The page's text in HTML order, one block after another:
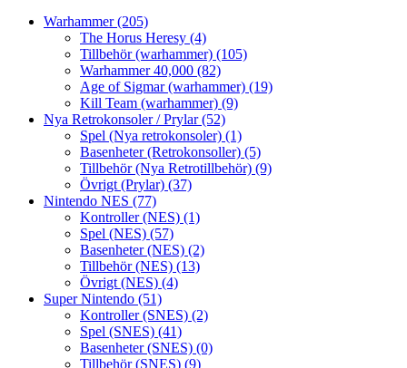
Warhammer(205)
The Horus Heresy (4)
Tillbehör (warhammer) (105)
Warhammer 40,000 (82)
Age of Sigmar (warhammer) (19)
Kill Team (warhammer) (9)
Nya Retrokonsoler / Prylar(52)
Spel (Nya retrokonsoler) (1)
Basenheter (Retrokonsoller) (5)
Tillbehör (Nya Retrotillbehör) (9)
Övrigt (Prylar) (37)
Nintendo NES (77)
Kontroller (NES) (1)
Spel (NES) (57)
Basenheter (NES) (2)
Tillbehör (NES) (13)
Övrigt (NES) (4)
Super Nintendo (51)
Kontroller (SNES) (2)
Spel (SNES) (41)
Basenheter (SNES) (0)
Tillbehör (SNES) (9)